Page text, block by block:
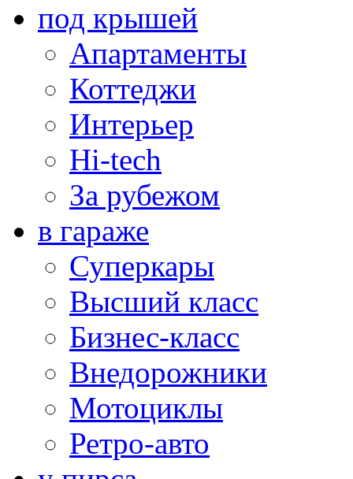
под крышей
Апартаменты
Коттеджи
Интерьер
Hi-tech
За рубежом
в гараже
Суперкары
Высший класс
Бизнес-класс
Внедорожники
Мотоциклы
Ретро-авто